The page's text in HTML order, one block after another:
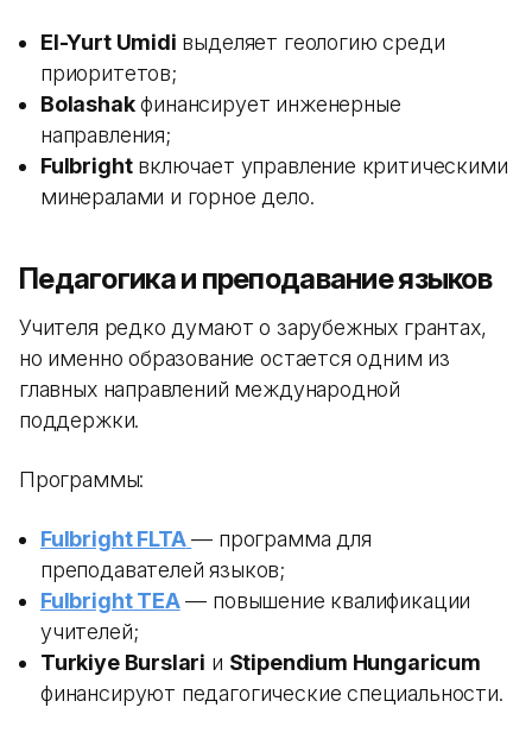
El-Yurt Umidi выделяет геологию среди
приоритетов;
Bolashakфинансирует инженерные
направления;
Fulbrightвключает управление критическими
минералами и горное дело.
Педагогика и преподавание языков
Учителя редко думают о зарубежных грантах,
но именно образование остается одним из
главных направлений международной
поддержки.
Программы:
Fulbright FLTA — программа для
преподавателей языков;
Fulbright TEA— повышение квалификации
учителей;
Turkiye Burslari и Stipendium Hungaricum
финансируют педагогические специальности.